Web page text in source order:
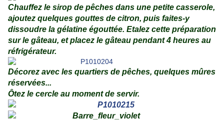
Chauffez le sirop de pêches dans une petite casserole,
ajoutez quelques gouttes de citron, puis faites-y
dissoudre la gélatine égouttée. Etalez cette préparation
sur le gâteau, et placez le gâteau pendant 4 heures au
réfrigérateur.
Décorez avec les quartiers de pêches, quelques mûres
réservées...
Ôtez le cercle au moment de servir.